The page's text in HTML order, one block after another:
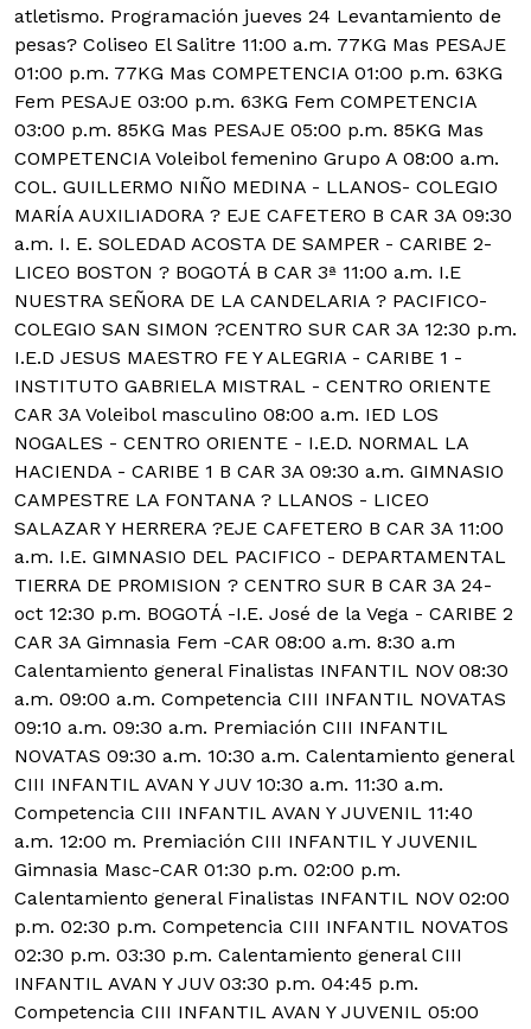
atletismo. Programación jueves 24 Levantamiento de
pesas? Coliseo El Salitre 11:00 a.m. 77KG Mas PESAJE
01:00 p.m. 77KG Mas COMPETENCIA 01:00 p.m. 63KG
Fem PESAJE 03:00 p.m. 63KG Fem COMPETENCIA
03:00 p.m. 85KG Mas PESAJE 05:00 p.m. 85KG Mas
COMPETENCIA Voleibol femenino Grupo A 08:00 a.m.
COL. GUILLERMO NIÑO MEDINA - LLANOS- COLEGIO
MARÍA AUXILIADORA ? EJE CAFETERO B CAR 3A 09:30
a.m. I. E. SOLEDAD ACOSTA DE SAMPER - CARIBE 2-
LICEO BOSTON ? BOGOTÁ B CAR 3ª 11:00 a.m. I.E
NUESTRA SEÑORA DE LA CANDELARIA ? PACIFICO-
COLEGIO SAN SIMON ?CENTRO SUR CAR 3A 12:30 p.m.
I.E.D JESUS MAESTRO FE Y ALEGRIA - CARIBE 1 -
INSTITUTO GABRIELA MISTRAL - CENTRO ORIENTE
CAR 3A Voleibol masculino 08:00 a.m. IED LOS
NOGALES - CENTRO ORIENTE - I.E.D. NORMAL LA
HACIENDA - CARIBE 1 B CAR 3A 09:30 a.m. GIMNASIO
CAMPESTRE LA FONTANA ? LLANOS - LICEO
SALAZAR Y HERRERA ?EJE CAFETERO B CAR 3A 11:00
a.m. I.E. GIMNASIO DEL PACIFICO - DEPARTAMENTAL
TIERRA DE PROMISION ? CENTRO SUR B CAR 3A 24-
oct 12:30 p.m. BOGOTÁ -I.E. José de la Vega - CARIBE 2
CAR 3A Gimnasia Fem -CAR 08:00 a.m. 8:30 a.m
Calentamiento general Finalistas INFANTIL NOV 08:30
a.m. 09:00 a.m. Competencia CIII INFANTIL NOVATAS
09:10 a.m. 09:30 a.m. Premiación CIII INFANTIL
NOVATAS 09:30 a.m. 10:30 a.m. Calentamiento general
CIII INFANTIL AVAN Y JUV 10:30 a.m. 11:30 a.m.
Competencia CIII INFANTIL AVAN Y JUVENIL 11:40
a.m. 12:00 m. Premiación CIII INFANTIL Y JUVENIL
Gimnasia Masc-CAR 01:30 p.m. 02:00 p.m.
Calentamiento general Finalistas INFANTIL NOV 02:00
p.m. 02:30 p.m. Competencia CIII INFANTIL NOVATOS
02:30 p.m. 03:30 p.m. Calentamiento general CIII
INFANTIL AVAN Y JUV 03:30 p.m. 04:45 p.m.
Competencia CIII INFANTIL AVAN Y JUVENIL 05:00